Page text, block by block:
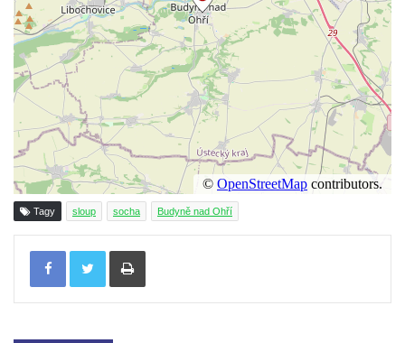
Sloup svatého Isidora u hřbitova Šlapanice
Sloup Panny Marie na hřbitově ve Slaném
Sloup Panny Marie na Husově náměstí v
Rakovníku
Sloup Panny Marie na náměstí krále
Vladislava ve Velvarech
Sloup Nejsvětější Trojice v zahradě domu
čp. 174 na návsi v Podsedicích
v Pnětlukách u Podsedic
Tagy sloup socha Budyně nad Ohří
Tisknout